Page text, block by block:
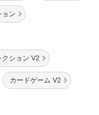
ョン
ション V2
カードゲーム V2